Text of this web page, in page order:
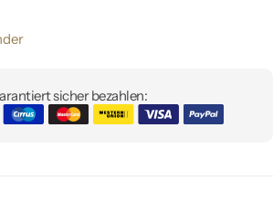
sicher bezahlen: